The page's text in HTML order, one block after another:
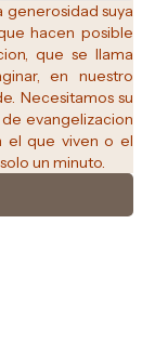
generosidad suya
hacen posible
que se llama
en nuestro
Necesitamos su
evangelizacion
el que viven o el
un minuto.